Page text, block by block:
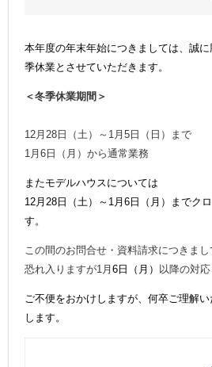
本年度の年末年始につきましては、誠
季休業とさせていただきます。
＜冬季休業期間＞
12月28日（土）～1月5日（日）まで
1月6日（月）から通常業務
またモデルハウスについては
12月28日（土）～1月6日（月）までク
す。
この間のお問合せ・資料請求につきまし
恐れ入りますが1月 6日（月） 以降の対
ご不便をおかけしますが、何卒ご理解
します。